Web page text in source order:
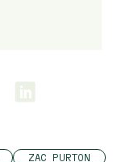
ZAC PURTON